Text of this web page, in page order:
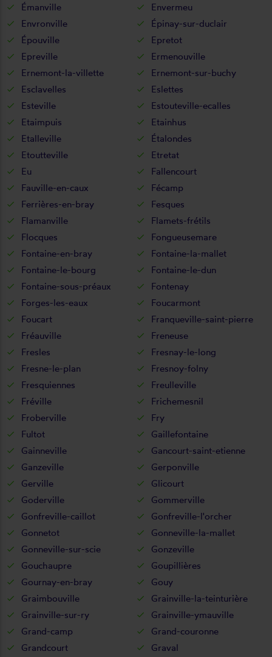
Émanville
Envermeu
Envronville
Épinay-sur-duclair
Épouville
Epretot
Epreville
Ermenouville
Ernemont-la-villette
Ernemont-sur-buchy
Esclavelles
Eslettes
Esteville
Estouteville-ecalles
Etaimpuis
Etainhus
Etalleville
Étalondes
Etoutteville
Etretat
Eu
Fallencourt
Fauville-en-caux
Fécamp
Ferrières-en-bray
Fesques
Flamanville
Flamets-frétils
Flocques
Fongueusemare
Fontaine-en-bray
Fontaine-la-mallet
Fontaine-le-bourg
Fontaine-le-dun
Fontaine-sous-préaux
Fontenay
Forges-les-eaux
Foucarmont
Foucart
Franqueville-saint-pierre
Fréauville
Freneuse
Fresles
Fresnay-le-long
Fresne-le-plan
Fresnoy-folny
Fresquiennes
Freulleville
Fréville
Frichemesnil
Froberville
Fry
Fultot
Gaillefontaine
Gainneville
Gancourt-saint-etienne
Ganzeville
Gerponville
Gerville
Glicourt
Goderville
Gommerville
Gonfreville-caillot
Gonfreville-l'orcher
Gonnetot
Gonneville-la-mallet
Gonneville-sur-scie
Gonzeville
Gouchaupre
Goupillières
Gournay-en-bray
Gouy
Graimbouville
Grainville-la-teinturière
Grainville-sur-ry
Grainville-ymauville
Grand-camp
Grand-couronne
Grandcourt
Graval